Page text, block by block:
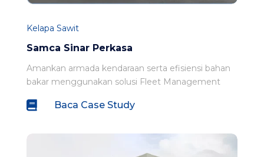
Samca Sinar Perkasa
Kelapa Sawit
Amankan armada kendaraan serta efisiensi bahan
bakar menggunakan solusi Fleet Management
 Baca Case Study